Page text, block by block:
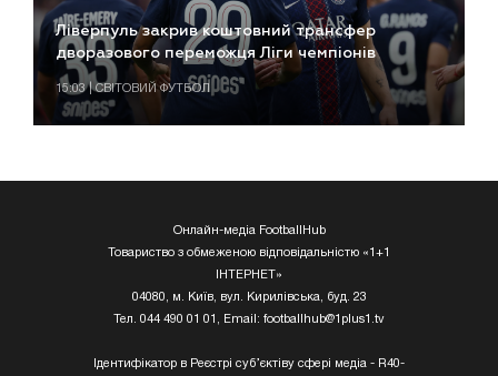
Ліверпуль закрив коштовний трансфер
дворазового переможця Ліги чемпіонів
15:03 | СВІТОВИЙ ФУТБОЛ
Онлайн-медіа FootballHub
Товариство з обмеженою відповідальністю «1+1
ІНТЕРНЕТ»
04080, м. Київ, вул. Кирилівська, буд. 23
Тел. 044 490 01 01, Email: footballhub@1plus1.tv
Ідентифікатор в Реєстрі суб’єктіву сфері медіа - R40-